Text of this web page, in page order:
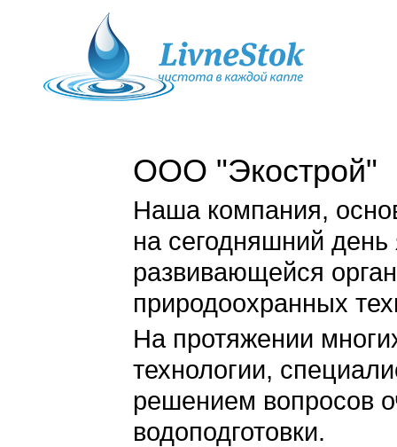
ООО "Экострой"
Наша компания,
на сегодняшний
развивающейся
природоохранных
На протяжении
технологии,
решением вопросов
водоподготовки.